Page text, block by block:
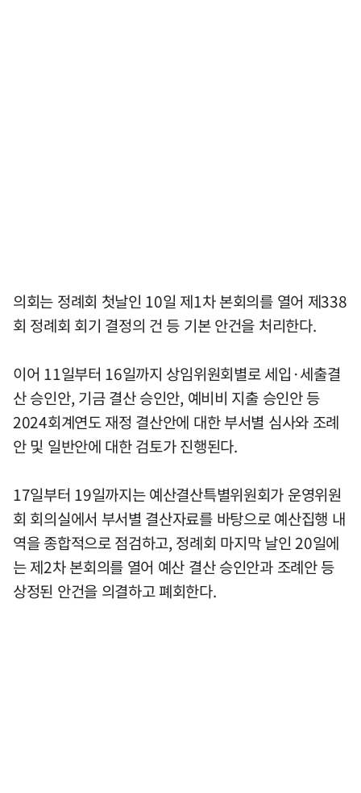
의회는 정례회 첫날인 10일 제1차 본회의를 열어 제338
회 정례회 회기 결정의 건 등 기본 안건을 처리한다.
이어 11일부터 16일까지 상임위원회별로 세입·세출결
산 승인안, 기금 결산 승인안, 예비비 지출 승인안 등
2024회계연도 재정 결산안에 대한 부서별 심사와 조례
안 및 일반안에 대한 검토가 진행된다.
17일부터 19일까지는 예산결산특별위원회가 운영위원
회 회의실에서 부서별 결산자료를 바탕으로 예산집행 내
역을 종합적으로 점검하고, 정례회 마지막 날인 20일에
는 제2차 본회의를 열어 예산 결산 승인안과 조례안 등
상정된 안건을 의결하고 폐회한다.